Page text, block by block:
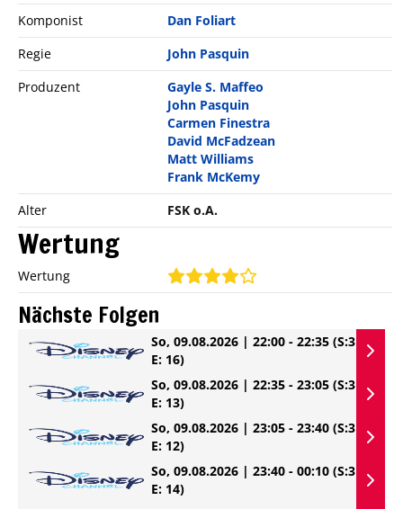
Komponist
Dan Foliart
Regie
John Pasquin
Produzent
Gayle S. Maffeo
John Pasquin
Carmen Finestra
David McFadzean
Matt Williams
Frank McKemy
Alter
FSK o.A.
Wertung
Wertung
Nächste Folgen
So, 09.08.2026 | 22:00 - 22:35 (S:3
E: 16)
So, 09.08.2026 | 22:35 - 23:05 (S:3
E: 13)
So, 09.08.2026 | 23:05 - 23:40 (S:3
E: 12)
So, 09.08.2026 | 23:40 - 00:10 (S:3
E: 14)